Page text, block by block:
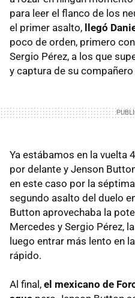
para leer el flanco de los
el primer asalto, llegó
poco de orden, primero
Sergio Pérez, a los que
y captura de su
Ya estábamos en la vuelta
por delante y Jenson
en este caso por la
segundo asalto del duelo
Button aprovechaba la
Mercedes y Sergio Pérez,
luego entrar más lento en
rápido.
Al final, el mexicano de